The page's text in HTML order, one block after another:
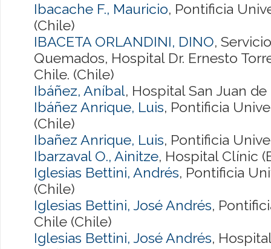
Ibacache F., Mauricio, Pontificia
(Chile)
IBACETA ORLANDINI, DINO,
Quemados, Hospital Dr. Ernesto
Chile. (Chile)
Ibáñez, Aníbal, Hospital San Juan
Ibáñez Anrique, Luis, Pontificia
(Chile)
Ibañez Anrique, Luis, Pontificia
Ibarzaval O., Ainitze, Hospital Clínic
Iglesias Bettini, Andrés, Pontificia
(Chile)
Iglesias Bettini, José Andrés,
Chile (Chile)
Iglesias Bettini, José Andrés,